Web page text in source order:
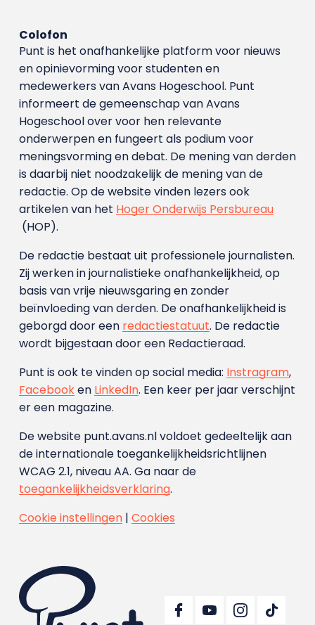
Colofon
Punt is het onafhankelijke platform voor nieuws
en opinievorming voor studenten en
medewerkers van Avans Hoge­school. Punt
informeert de gemeenschap van Avans
Hogeschool over voor hen relevante
onderwerpen en fungeert als podium voor
meningsvorming en debat. De mening van derden
is daarbij niet noodzakelijk de mening van de
redactie. Op de website vinden lezers ook
artikelen van het Hoger Onderwijs Persbureau
(HOP).
De redactie bestaat uit professionele journalisten.
Zij werken in journalistieke onafhankelijkheid, op
basis van vrije nieuwsgaring en zonder
beïnvloeding van derden. De onafhankelijkheid is
geborgd door een redactiestatuut. De redactie
wordt bijgestaan door een Redactieraad.
Punt is ook te vinden op social media: Instragram,
Facebooken LinkedIn. Een keer per jaar verschijnt
er een magazine.
De website punt.avans.nl voldoet gedeeltelijk aan
de internationale toegankelijkheidsrichtlijnen
WCAG 2.1, niveau AA. Ga naar de
toegankelijkheidsverklaring.
Cookie instellingen| Cookies